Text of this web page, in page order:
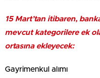
15 Mart’tan itibaren,
mevcut kategorilere ek
ortasına ekleyecek:
Gayrimenkul alımı